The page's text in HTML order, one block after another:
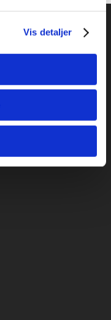
Vis detaljer